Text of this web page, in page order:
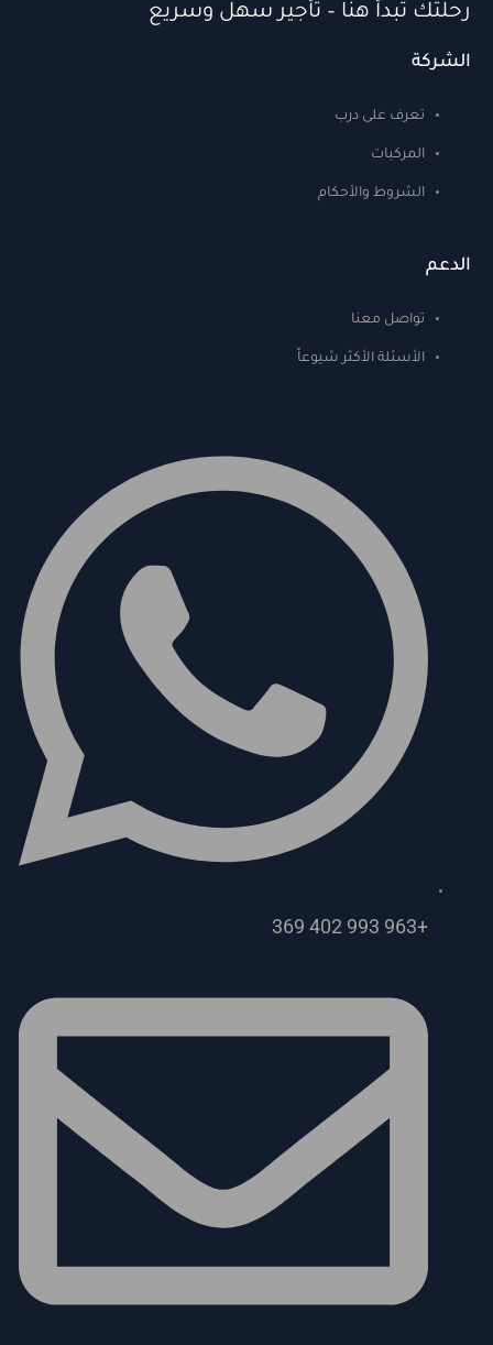
رحلتك تبدأ هنا – تأجير سهل وسريع
الشركة
تعرف على درب
المركبات
الشروط والأحكام
الدعم
تواصل معنا
الأسئلة الأكثر شيوعاً
+963 993 402 369